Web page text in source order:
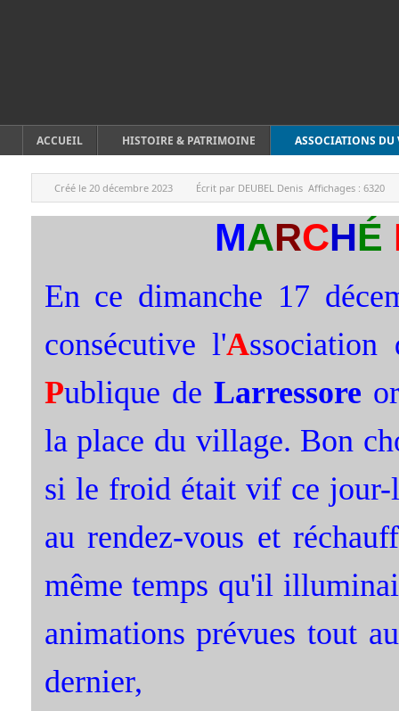
ACCUEIL HISTOIRE & PATRIMOINE ASSOCIATIONS DU
Créé le 20 décembre 2023 Écrit par DEUBEL Denis Affichages : 6320
MARCHÉ
En ce dimanche 17
consécutive l'A
Publique de Larressore
la place du village. Bon
si le froid était vif ce jour-
au rendez-vous et
même temps qu'il
animations prévues tout
dernier,